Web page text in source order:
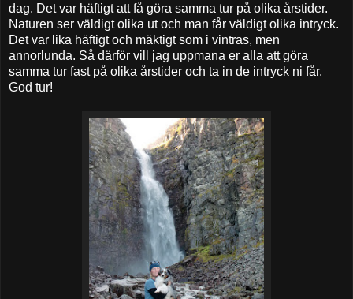
dag. Det var häftigt att få göra samma tur på olika årstider.
Naturen ser väldigt olika ut och man får väldigt olika intryck.
Det var lika häftigt och mäktigt som i vintras, men
annorlunda. Så därför vill jag uppmana er alla att göra
samma tur fast på olika årstider och ta in de intryck ni får.
God tur!